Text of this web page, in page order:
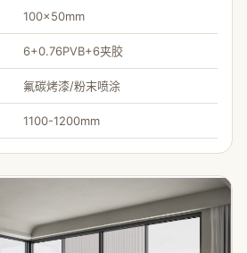
100×50mm
6+0.76PVB+6夹胶
氟碳烤漆/粉末喷涂
1100-1200mm